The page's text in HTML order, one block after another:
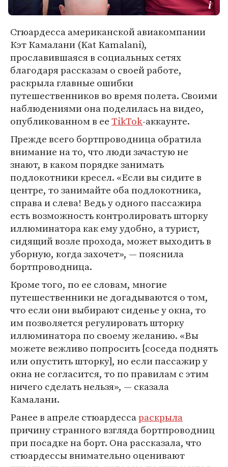
Стюардесса американской авиакомпании
Кэт Камалани (Kat Kamalani),
прославившаяся в социальных сетях
благодаря рассказам о своей работе,
раскрыла главные ошибки
путешественников во время полета. Своими
наблюдениями она поделилась на видео,
опубликованном в ееTikTok-аккаунте.
Прежде всего бортпроводница обратила
внимание на то, что люди зачастую не
знают, в каком порядке занимать
подлокотники кресел. «Если вы сидите в
центре, то занимайте оба подлокотника,
справа и слева! Ведь у одного пассажира
есть возможность контролировать шторку
иллюминатора как ему удобно, а турист,
сидящий возле прохода, может выходить в
уборную, когда захочет», — пояснила
бортпроводница.
Кроме того, по ее словам, многие
путешественники не догадываются о том,
что если они выбирают сиденье у окна, то
им позволяется регулировать шторку
иллюминатора по своему желанию. «Вы
можете вежливо попросить [соседа поднять
или опустить шторку], но если пассажир у
окна не согласится, то по правилам с этим
ничего сделать нельзя», — сказала
Камалани.
Ранее в апреле стюардессараскрыла
причину странного взгляда бортпроводниц
при посадке на борт. Она рассказала, что
стюардессы внимательно оценивают